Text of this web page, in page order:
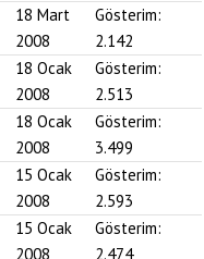
18 Mart
2008
Gösterim:
2.142
18 Ocak
2008
Gösterim:
2.513
18 Ocak
2008
Gösterim:
3.499
15 Ocak
2008
Gösterim:
2.593
15 Ocak
2008
Gösterim:
2.474